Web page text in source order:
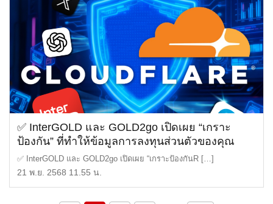
✅ InterGOLD และ GOLD2go เปิดเผย “เกราะ
ป้องกัน” ที่ทำให้ข้อมูลการลงทุนส่วนตัวของคุณ
ปลอดภัยระดับโลก! 🌐
✅ InterGOLD และ GOLD2go เปิดเผย “เกราะป้องกันR […]
21 พ.ย. 2568 11.55 น.